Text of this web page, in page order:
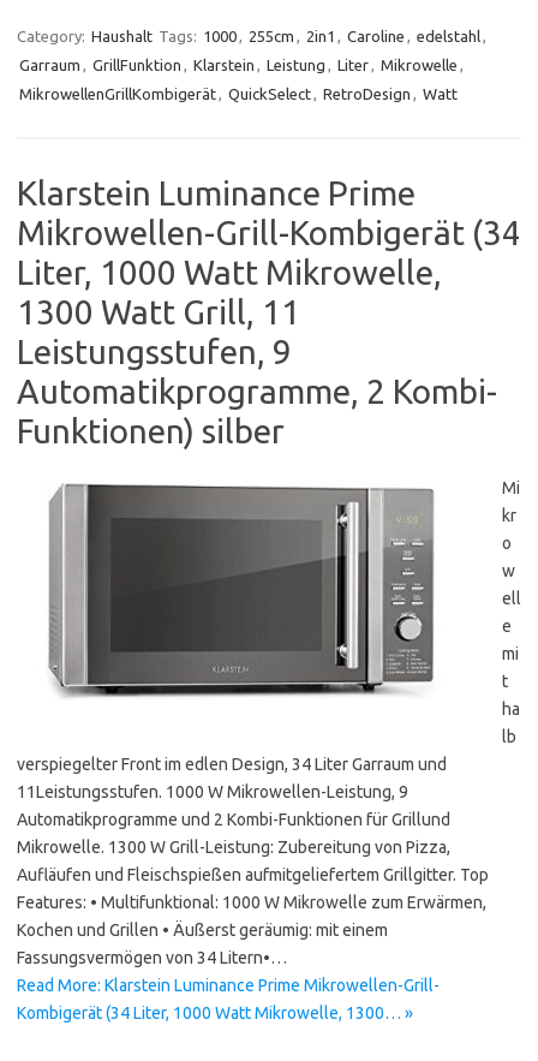
Category: Haushalt Tags: 1000, 255cm , 2in1 , Caroline , edelstahl,
Garraum , GrillFunktion , Klarstein , Leistung , Liter, Mikrowelle ,
MikrowellenGrillKombigerät, QuickSelect, RetroDesign , Watt
Klarstein Luminance Prime
Mikrowellen-Grill-Kombigerät (34
Liter, 1000 Watt Mikrowelle,
1300 Watt Grill, 11
Leistungsstufen, 9
Automatikprogramme, 2 Kombi-
Funktionen) silber
Mi
kr
o
w
ell
e
mi
t
ha
lb
verspiegelter Front im edlen Design, 34 Liter Garraum und
11Leistungsstufen. 1000 W Mikrowellen-Leistung, 9
Automatikprogramme und 2 Kombi-Funktionen für Grillund
Mikrowelle. 1300 W Grill-Leistung: Zubereitung von Pizza,
Aufläufen und Fleischspießen aufmitgeliefertem Grillgitter. Top
Features: • Multifunktional: 1000 W Mikrowelle zum Erwärmen,
Kochen und Grillen • Äußerst geräumig: mit einem
Fassungsvermögen von 34 Litern•…
Read More: Klarstein Luminance Prime Mikrowellen-Grill-
Kombigerät (34 Liter, 1000 Watt Mikrowelle, 1300… »